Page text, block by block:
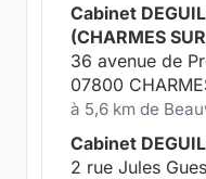
Cabinet
(CHARMES
36 avenue de
07800
à 5,6 km de
Cabinet
2 rue Jules